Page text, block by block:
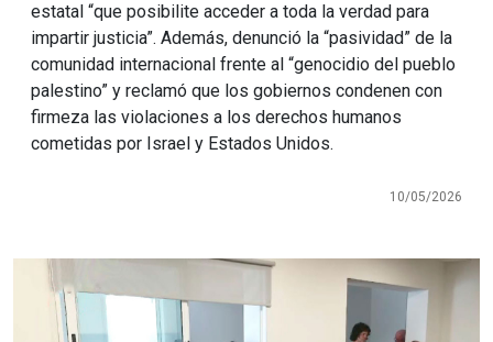
estatal “que posibilite acceder a toda la verdad para
impartir justicia”. Además, denunció la “pasividad” de la
comunidad internacional frente al “genocidio del pueblo
palestino” y reclamó que los gobiernos condenen con
firmeza las violaciones a los derechos humanos
cometidas por Israel y Estados Unidos.
10/05/2026
Imagen